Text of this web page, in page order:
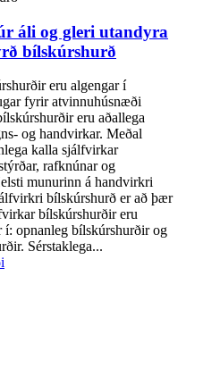
áli og gleri utandyra
bílskúrshurð
eru algengar í
fyrir atvinnuhúsnæði
eru aðallega
og handvirkar. Meðal
kalla sjálfvirkar
rafknúnar og
munurinn á handvirkri
bílskúrshurð er að þær
bílskúrshurðir eru
í: opnanleg bílskúrshurðir og
Sérstaklega...